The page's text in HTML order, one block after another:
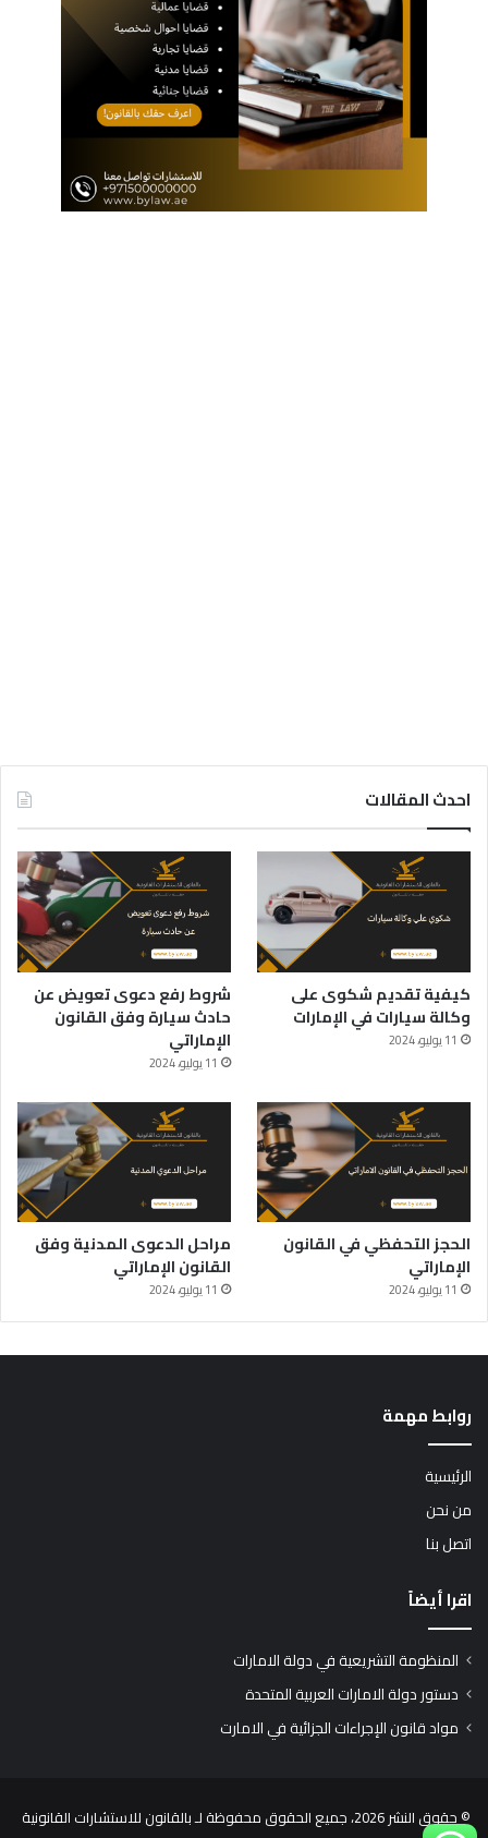
احدث المقالات
كيفية تقديم شكوى على
وكالة سيارات في الإمارات
11 يوليو، 2024
شروط رفع دعوى تعويض عن
حادث سيارة وفق القانون
الإماراتي
11 يوليو، 2024
الحجز التحفظي في القانون
الإماراتي
11 يوليو، 2024
مراحل الدعوى المدنية وفق
القانون الإماراتي
11 يوليو، 2024
روابط مهمة
الرئيسية
من نحن
اتصل بنا
اقرا أيضاً
المنظومة التشريعية في دولة الامارات
دستور دولة الامارات العربية المتحدة
مواد قانون الإجراءات الجزائية في الامارت
© حقوق النشر 2026، جميع الحقوق محفوظة لـ بالقانون للاستشارات القانونية